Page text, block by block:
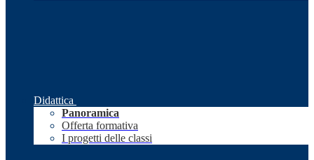
Didattica
Panoramica
Offerta formativa
I progetti delle classi